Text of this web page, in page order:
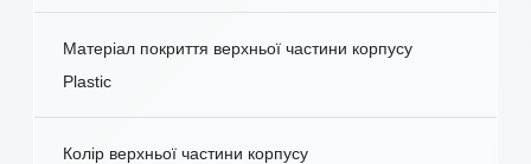
Матеріал покриття верхньої частини корпусу
Plastic
Колір верхньої частини корпусу